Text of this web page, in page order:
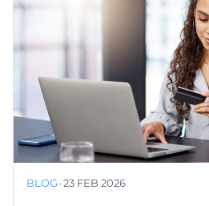
BLOG ·23 FEB 2026